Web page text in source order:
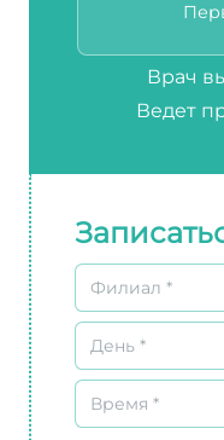
Врач
Ведет
Филиал *
День *
Время *